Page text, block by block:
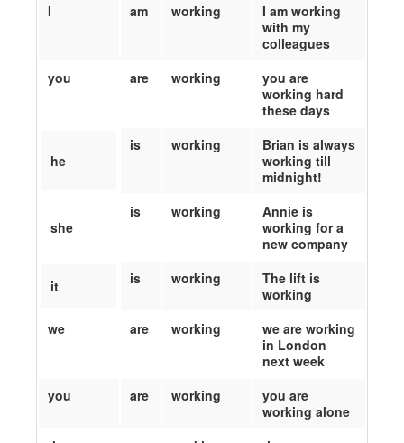
I am working
I am working
with my
colleagues
you
are working
you are
working hard
these days
he
is working
Brian is always
working till
midnight!
she
is working
Annie is
working for a
new company
it is working
The lift is
working
we
are working
we are working
in London
next week
you
are working
you are
working alone